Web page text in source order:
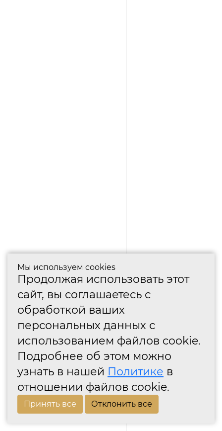
Мы используем cookies
Продолжая использовать этот
сайт, вы соглашаетесь с
обработкой ваших
персональных данных с
использованием файлов cookie.
Подробнее об этом можно
узнать в нашей Политике в
отношении файлов cookie.
Принять все Отклонить все